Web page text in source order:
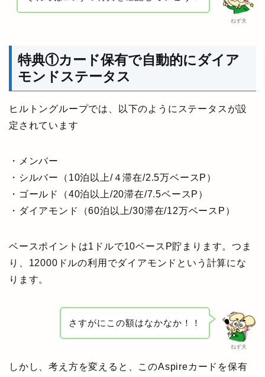
ねず夫
特典①カード保有で自動的にダイア
モンドステータス
ヒルトングループでは、以下のようにステータスが設
定されています
・メンバー
・シルバー（10泊以上/４滞在/2.5万ベースP）
・ゴールド（40泊以上/20滞在/7.5ベースP）
・ダイアモンド（60泊以上/30滞在/12万ベースP）
ベースポイントは1ドルで10ベースP貯まります。つま
り、12000ドルの利用でダイアモンドという計算にな
ります。
ねず夫
さすがにこの額はなかなか！！
しかし、考え方を変えると、このAspireカードを保有